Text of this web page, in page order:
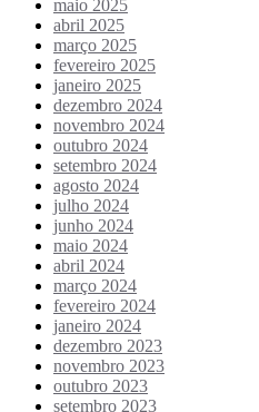
maio 2025
abril 2025
março 2025
fevereiro 2025
janeiro 2025
dezembro 2024
novembro 2024
outubro 2024
setembro 2024
agosto 2024
julho 2024
junho 2024
maio 2024
abril 2024
março 2024
fevereiro 2024
janeiro 2024
dezembro 2023
novembro 2023
outubro 2023
setembro 2023